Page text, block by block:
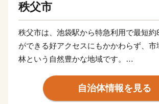
秩父市
秩父市は、池袋駅から特急利用で最短約
ができる好アクセスにもかかわらず、市
林という自然豊かな地域です。
け」や「蕎麦」、またビール・ウイスキ
イン・焼酎と主要なお酒が全て秩父市で
自治体情報を見る